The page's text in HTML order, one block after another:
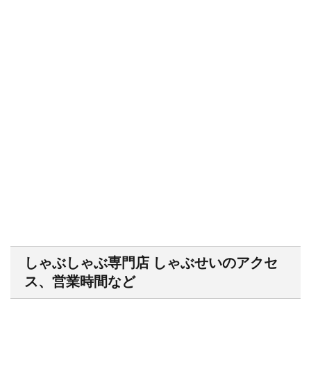
しゃぶしゃぶ専門店 しゃぶせいのアクセ
ス、営業時間など